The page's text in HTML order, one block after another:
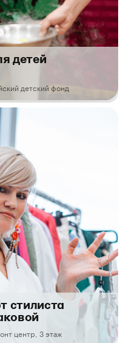
детей
детский фонд
стилиста
центр, 3 этаж